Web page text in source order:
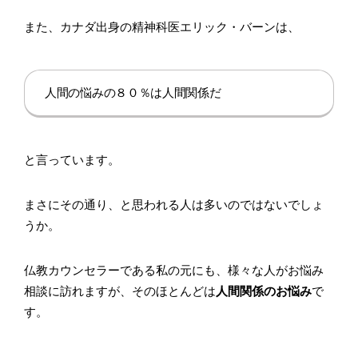
また、カナダ出身の精神科医エリック・バーンは、
人間の悩みの８０％は人間関係だ
と言っています。
まさにその通り、と思われる人は多いのではないでしょ
うか。
仏教カウンセラーである私の元にも、様々な人がお悩み
相談に訪れますが、そのほとんどは 人間関係のお悩みで
す。